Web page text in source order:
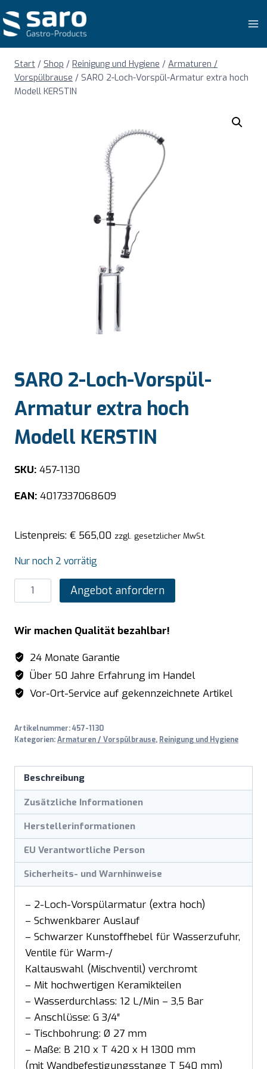
Inhalt
springen
Start / Shop / Reinigung und Hygiene / Armaturen /
Vorspülbrause / SARO 2-Loch-Vorspül-Armatur extra hoch
Modell KERSTIN
SARO 2-Loch-Vorspül-
Armatur extra hoch
Modell KERSTIN
SKU: 457-1130
EAN: 4017337068609
Listenpreis: € 565,00 zzgl. gesetzlicher MwSt.
Nur noch 2 vorrätig
SARO
2-
Vorspül-
Armatur
extra
hoch
Modell
Menge
Angebot anfordern
Wir machen Qualität bezahlbar!
24 Monate Garantie
Über 50 Jahre Erfahrung im Handel
Vor-Ort-Service auf gekennzeichnete Artikel
Artikelnummer:457-1130
Kategorien:Armaturen / Vorspülbrause, Reinigung und Hygiene
Beschreibung
Zusätzliche Informationen
Herstellerinformationen
EU Verantwortliche Person
Sicherheits- und Warnhinweise
– 2-Loch-Vorspülarmatur (extra hoch)
– Schwenkbarer Auslauf
– Schwarzer Kunstoffhebel für Wasserzufuhr,
Ventile für Warm-/
Kaltauswahl (Mischventil) verchromt
– Mit hochwertigen Keramikteilen
– Wasserdurchlass: 12 L/Min – 3,5 Bar
– Anschlüsse: G 3/4″
– Tischbohrung: Ø 27 mm
– Maße: B 210 x T 420 x H 1300 mm
(mit Wandbefestigungsstange T 540 mm)